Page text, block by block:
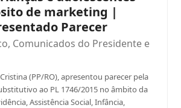
de marketing |
Parecer
, Comunicados do Presidente e
(PP/RO), apresentou parecer pela
ao PL 1746/2015 no âmbito da
Assistência Social, Infância,